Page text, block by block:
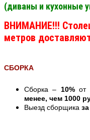
(диваны и кухонные
ВНИМАНИЕ!!!
метров
СБОРКА
Сборка – 10%от
менее, чем 1000
Выезд сборщика